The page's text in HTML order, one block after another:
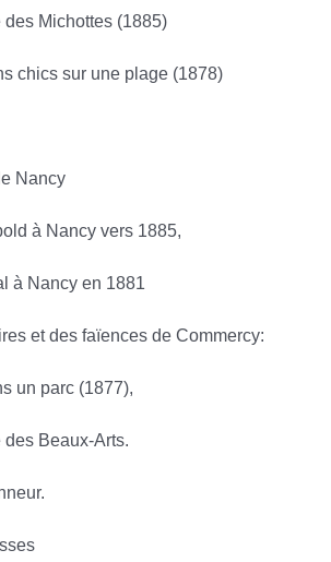
des Michottes (1885)
chics sur une plage (1878)
Nancy
à Nancy vers 1885,
à Nancy en 1881
et des faïences de Commercy:
un parc (1877),
des Beaux-Arts.